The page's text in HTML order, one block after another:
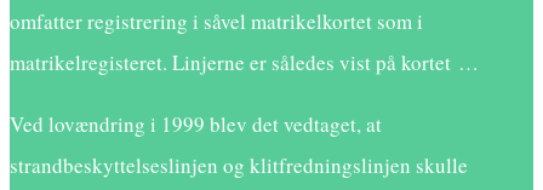
omfatter registrering i såvel matrikelkortet som i
matrikelregisteret. Linjerne er således vist på kortet …
Ved lovændring i 1999 blev det vedtaget, at
strandbeskyttelseslinjen og klitfredningslinjen skulle